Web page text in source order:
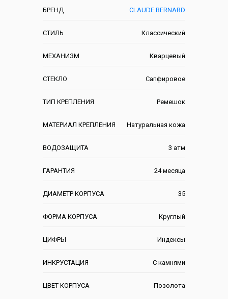
БРЕНД CLAUDE BERNARD
СТИЛЬ Классический
МЕХАНИЗМ Кварцевый
СТЕКЛО Сапфировое
ТИП КРЕПЛЕНИЯ Ремешок
МАТЕРИАЛ КРЕПЛЕНИЯ Натуральная кожа
ВОДОЗАЩИТА 3 атм
ГАРАНТИЯ 24 месяца
ДИАМЕТР КОРПУСА 35
ФОРМА КОРПУСА Круглый
ЦИФРЫ Индексы
ИНКРУСТАЦИЯ С камнями
ЦВЕТ КОРПУСА Позолота